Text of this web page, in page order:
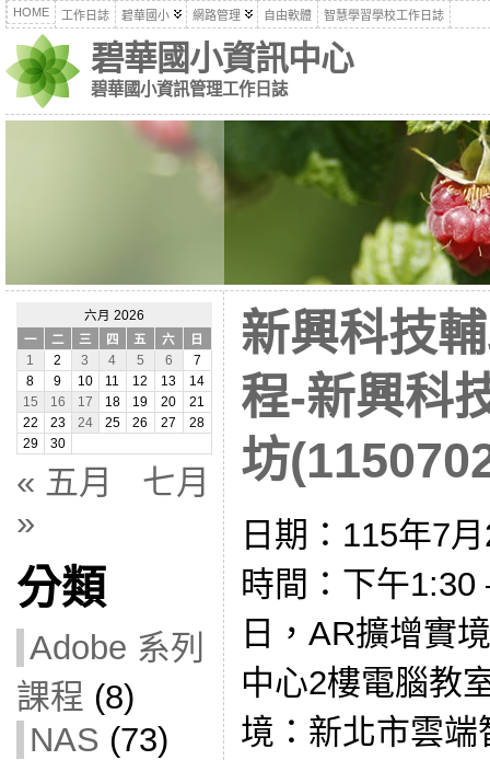
HOME 工作日誌 碧華國小 網路管理 自由軟體 智慧學習學校工作日誌
碧華國小資訊中心
碧華國小資訊管理工作日誌
六月 2026
一
二 三 四 五 六
日
1
2 3 4 5 6
7
8
9 10 11 12 13
14
15
16 17 18 19 20
21
22
23 24 25 26 27
28
29
30
« 五月
七月
»
分類
Adobe 系列
課程 (8)
NAS (73)
新興科技
程-新興科
坊
日期：115年7
時間：下午
日，AR擴增實
中心2樓電腦教
境：新北市雲